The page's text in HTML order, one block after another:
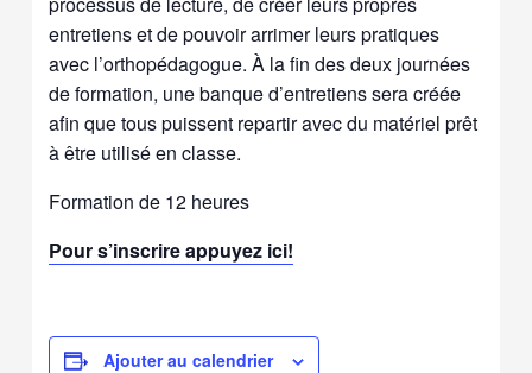
entretiens et de pouvoir arrimer leurs pratiques
avec l’orthopédagogue. À la fin des deux journées
de formation, une banque d’entretiens sera créée
afin que tous puissent repartir avec du matériel prêt
à être utilisé en classe.
Formation de 12 heures
Pour s’inscrire appuyez ici!
Ajouter au calendrier